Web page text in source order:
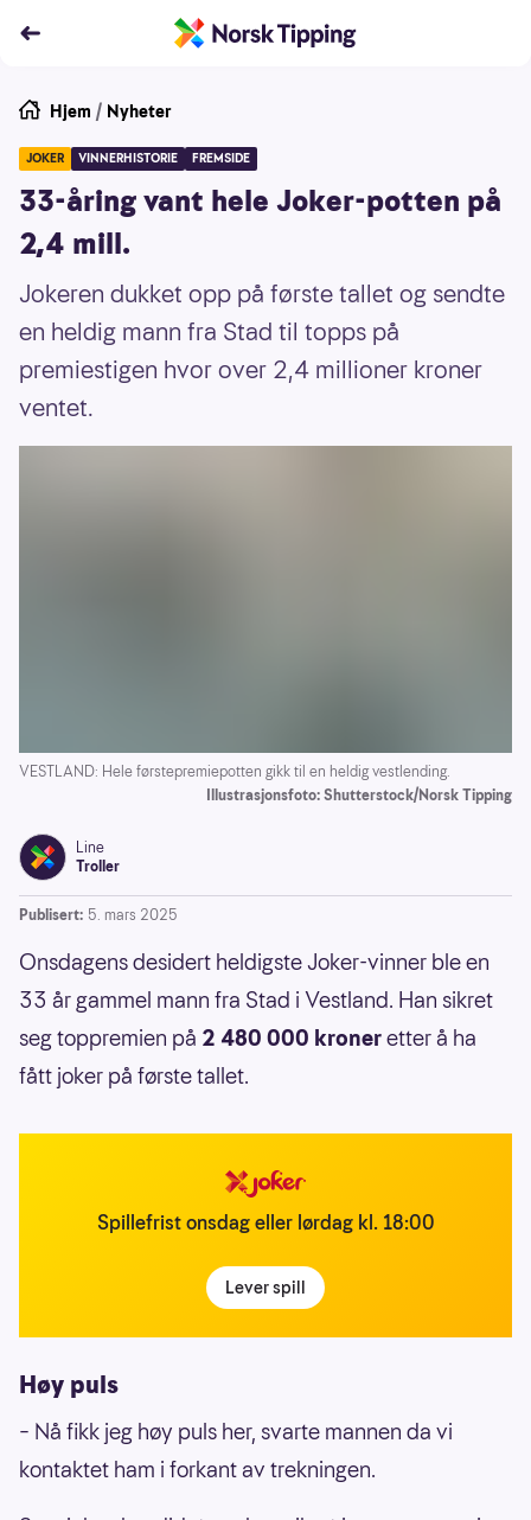
Hjem / Nyheter
JOKER VINNERHISTORIE FREMSIDE
33-åring vant hele Joker-potten på
2,4 mill.
Jokeren dukket opp på første tallet og sendte
en heldig mann fra Stad til topps på
premiestigen hvor over 2,4 millioner kroner
ventet.
VESTLAND: Hele førstepremiepotten gikk til en heldig vestlending.
Illustrasjonsfoto: Shutterstock/Norsk Tipping
Line
Troller
Publisert: 5. mars 2025
Onsdagens desidert heldigste Joker-vinner ble en
33 år gammel mann fra Stad i Vestland. Han sikret
seg toppremien på 2 480 000 kroneretter å ha
fått joker på første tallet.
Spillefrist onsdag eller lørdag kl. 18:00
Lever spill
Høy puls
– Nå fikk jeg høy puls her, svarte mannen da vi
kontaktet ham i forkant av trekningen.